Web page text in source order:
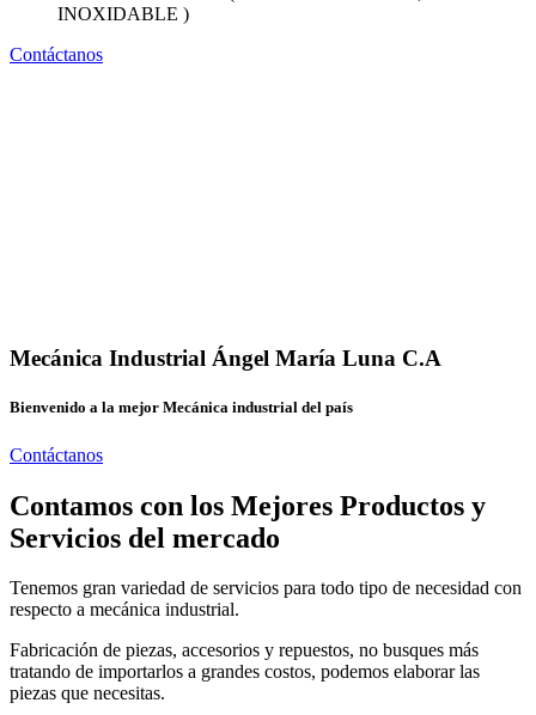
INOXIDABLE )
Contáctanos
Mecánica Industrial Ángel María Luna C.A
Bienvenido a la mejor Mecánica industrial del país
Contáctanos
Contamos con los Mejores Productos y
Servicios del mercado
Tenemos gran variedad de servicios para todo tipo de necesidad con
respecto a mecánica industrial.
Fabricación de piezas, accesorios y repuestos, no busques más
tratando de importarlos a grandes costos, podemos elaborar las
piezas que necesitas.